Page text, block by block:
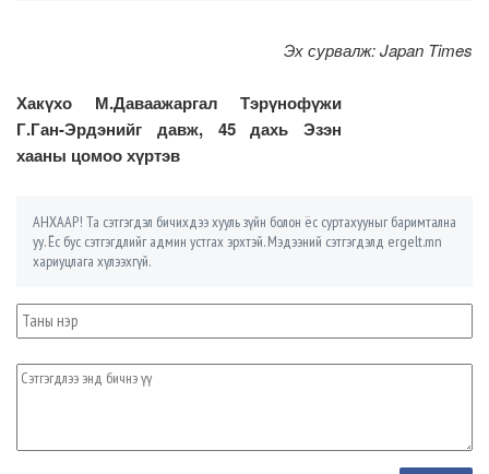
Эх сурвалж: Japan Times
Хакүхо М.Даваажаргал Тэрүнофүжи
Г.Ган-Эрдэнийг давж, 45 дахь Эзэн
хааны цомоо хүртэв
АНХААР! Та сэтгэгдэл бичихдээ хууль зүйн болон ёс суртахууныг баримтална
уу. Ёс бус сэтгэгдлийг админ устгах эрхтэй. Мэдээний сэтгэгдэлд ergelt.mn
хариуцлага хүлээхгүй.